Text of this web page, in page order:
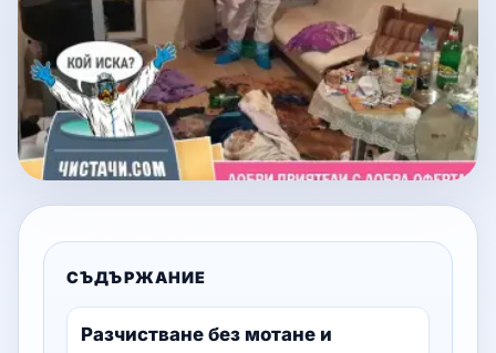
СЪДЪРЖАНИЕ
Разчистване без мотане и